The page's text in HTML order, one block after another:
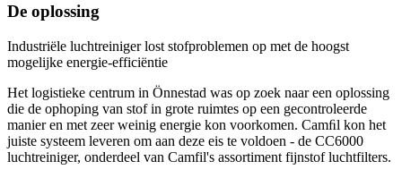
De oplossing
Industriële luchtreiniger lost stofproblemen op met de hoogst
mogelijke energie-efficiëntie
Het logistieke centrum in Önnestad was op zoek naar een oplossing
die de ophoping van stof in grote ruimtes op een gecontroleerde
manier en met zeer weinig energie kon voorkomen. Camﬁl kon het
juiste systeem leveren om aan deze eis te voldoen - de CC6000
luchtreiniger, onderdeel van Camfil's assortiment fijnstof luchtfilters.